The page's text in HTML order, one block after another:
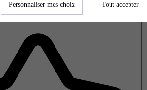
Personnaliser mes choix Tout accepter